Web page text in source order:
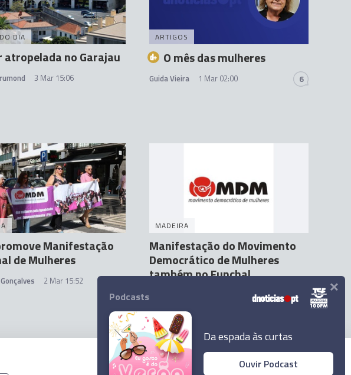
DIA
atropelada no Garajau
3 Mar 15:06
ARTIGOS
O mês das mulheres
Guida Vieira 1 Mar 02:00 6
Manifestação
de Mulheres
2 Mar 15:52
MADEIRA
Manifestação do Movimento
Democrático de Mulheres
também no Funchal
Podcasts
Da espada às curtas
Ouvir Podcast
×